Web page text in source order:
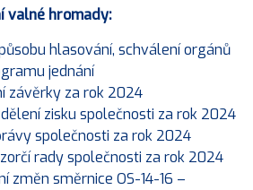
hromady:
hlasování, schválení orgánů
jednání
závěrky za rok 2024
zisku společnosti za rok 2024
společnosti za rok 2024
rady společnosti za rok 2024
změn směrnice OS-14-16 –